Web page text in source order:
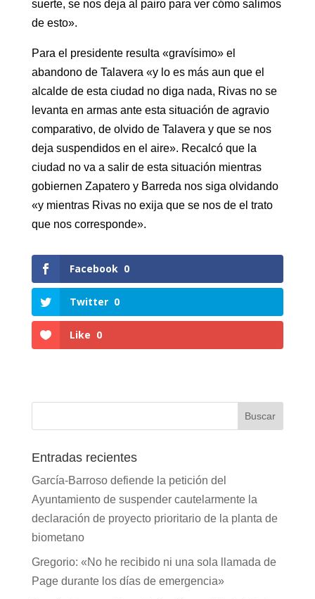
suerte, se nos deja al pairo para ver cómo salimos
de esto».
Para el presidente resulta «gravísimo» el
abandono de Talavera «y lo es más aun que el
alcalde de esta ciudad no diga nada, Rivas no se
levanta en armas ante esta situación de agravio
comparativo, de olvido de Talavera y que se nos
deja suspendidos en el aire». Recalcó que la
ciudad no va a salir de esta situación mientras
gobiernen Zapatero y Barreda nos siga olvidando
«y mientras Rivas no exija que se nos de el trato
que nos corresponde».
Facebook 0
Twitter 0
Like 0
Entradas recientes
García-Barroso defiende la petición del
Ayuntamiento de suspender cautelarmente la
declaración de proyecto prioritario de la planta de
biometano
Gregorio: «No he recibido ni una sola llamada de
Page durante los días de emergencia»